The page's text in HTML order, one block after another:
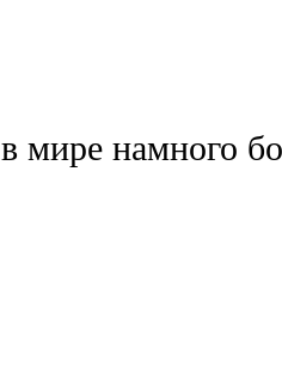
в мире намного